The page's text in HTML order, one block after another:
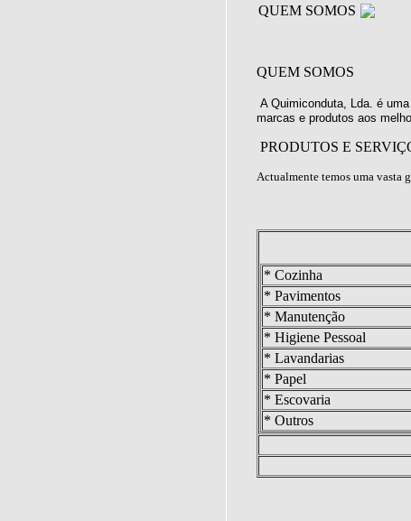
QUEM SOMOS
QUEM SOMOS
A Quimiconduta, Lda. é
marcas e produtos aos
PRODUTOS E
Actualmente temos uma vasta
* Cozinha
* Pavimentos
* Manutenção
* Higiene Pessoal
* Lavandarias
* Papel
* Escovaria
* Outros